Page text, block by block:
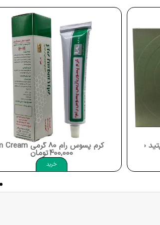
کپسول پیگمنتا Dermex Pigmenta
1,478,400تومان
خرید